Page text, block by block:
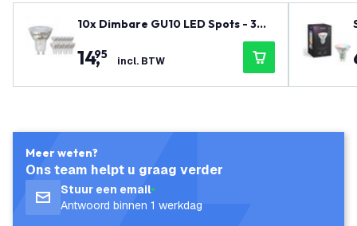
10x Dimbare GU10 LED Spots - 3W
- 2700K - Voordeelverpakking
14,
95 incl. BTW
Meer weten?
Ons team helpt u graag verder
Stuur een email
Antwoord binnen 1 werkdag